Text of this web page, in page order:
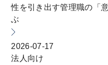
性を引き出す管理職の「
ぶ
2026-07-17
法人向け